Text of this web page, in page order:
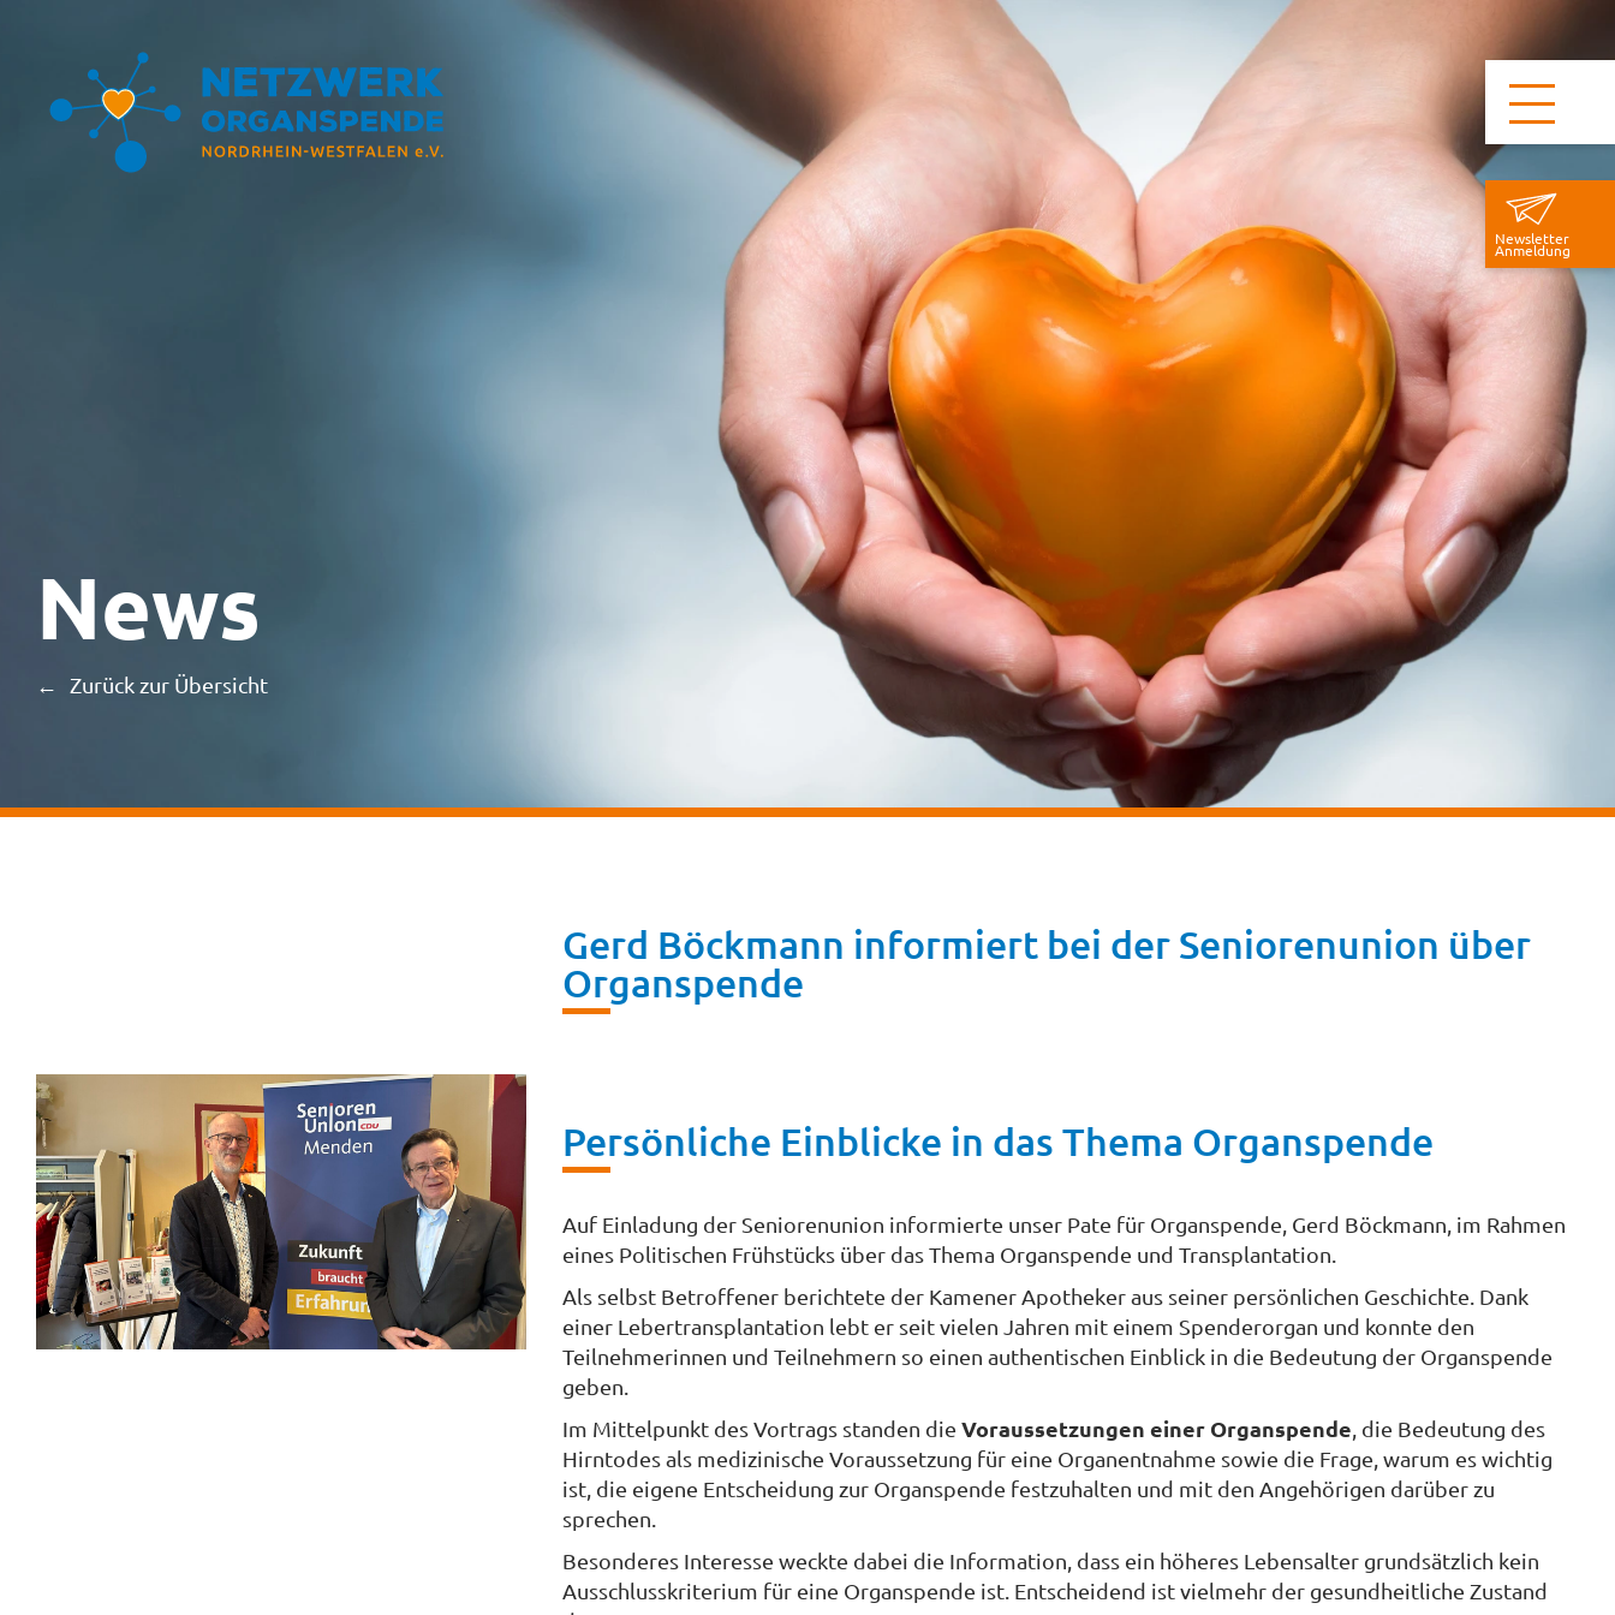
News
Zurück zur Übersicht
Gerd Böckmann informiert bei der Seniorenunion über
Organspende
Persönliche Einblicke in das Thema Organspende
Auf Einladung der Seniorenunion informierte unser Pate für Organspende, Gerd Böckmann, im Rahmen
eines Politischen Frühstücks über das Thema Organspende und Transplantation.
Als selbst Betroffener berichtete der Kamener Apotheker aus seiner persönlichen Geschichte. Dank
einer Lebertransplantation lebt er seit vielen Jahren mit einem Spenderorgan und konnte den
Teilnehmerinnen und Teilnehmern so einen authentischen Einblick in die Bedeutung der Organspende
geben.
Im Mittelpunkt des Vortrags standen die Voraussetzungen einer Organspende , die Bedeutung des
Hirntodes als medizinische Voraussetzung für eine Organentnahme sowie die Frage, warum es wichtig
ist, die eigene Entscheidung zur Organspende festzuhalten und mit den Angehörigen darüber zu
sprechen.
Besonderes Interesse weckte dabei die Information, dass ein höheres Lebensalter grundsätzlich kein
Ausschlusskriterium für eine Organspende ist. Entscheidend ist vielmehr der gesundheitliche Zustand
Newsletter
Anmeldung